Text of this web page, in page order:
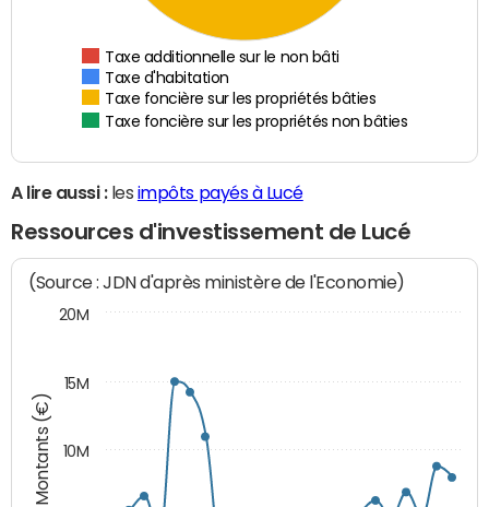
Taxe additionnelle sur le non bâti
Taxe d'habitation
Taxe foncière sur les propriétés bâties
Taxe foncière sur les propriétés non bâties
A lire aussi :les impôts payés à Lucé
Ressources d'investissement de Lucé
Montants (€)
(Source : JDN d'après ministère de l'Economie)
10M
15M
20M